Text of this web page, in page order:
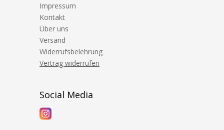
Impressum
Kontakt
Über uns
Versand
Widerrufsbelehrung
Vertrag widerrufen
Social Media